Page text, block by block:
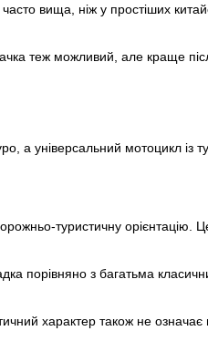
вища, ніж у простіших
теж можливий, але краще
а універсальний мотоцикл із
туристичну
порівняно з багатьма
характер також не